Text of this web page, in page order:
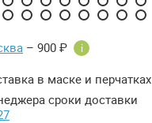
– 900 ₽ i
в маске и перчатках
сроки доставки